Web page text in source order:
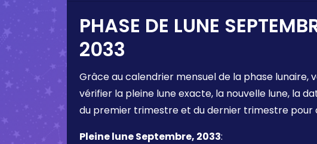
PHASE DE LUNE
2033
Grâce au calendrier mensuel de la phase lunaire,
vérifier la pleine lune exacte, la nouvelle lune, la
du premier trimestre et du dernier trimestre pour
Pleine lune Septembre, 2033: